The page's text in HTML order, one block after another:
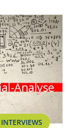
INTERVIEWS